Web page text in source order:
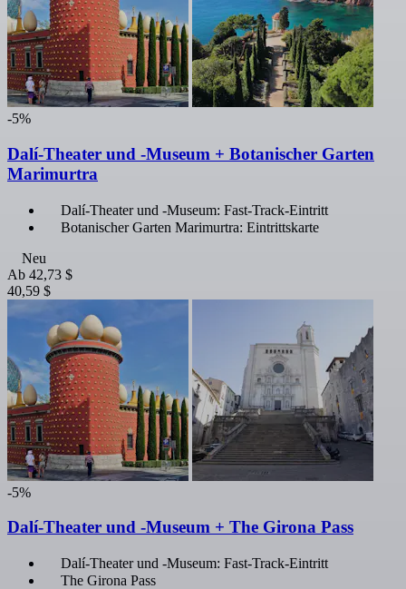
-5%
Dalí-Theater und -Museum + Botanischer Garten
Marimurtra
Dalí-Theater und -Museum: Fast-Track-Eintritt
Botanischer Garten Marimurtra: Eintrittskarte
Neu
Ab 42,73 $
40,59 $
-5%
Dalí-Theater und -Museum + The Girona Pass
Dalí-Theater und -Museum: Fast-Track-Eintritt
The Girona Pass